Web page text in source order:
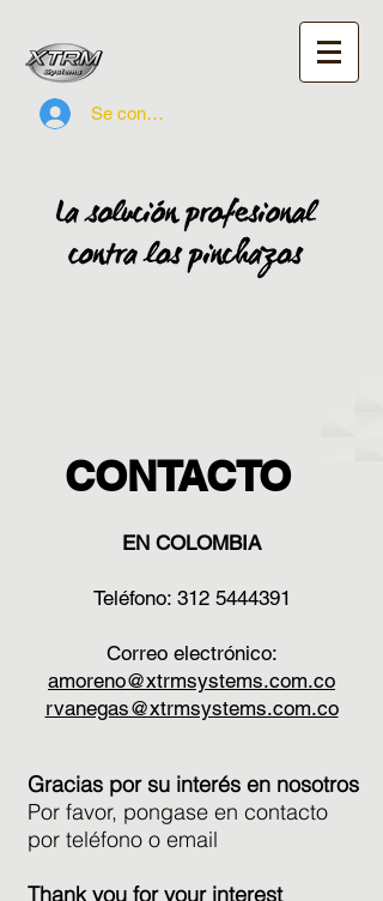
Se connecter
CONTACTO
EN COLOMBIA
Teléfono: 312 5444391
Correo electrónico:
amoreno@xtrmsystems.com.co
rvanegas@xtrmsystems.com.co
Gracias por su interés en nosotros
Por favor, pongase en contacto
por teléfono o email
Thank you for your interest